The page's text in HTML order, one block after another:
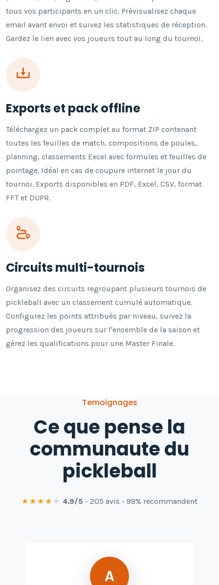
tous vos participants en un clic. Prévisualisez chaque
email avant envoi et suivez les statistiques de réception.
Gardez le lien avec vos joueurs tout au long du tournoi.
Exports et pack offline
Téléchargez un pack complet au format ZIP contenant
toutes les feuilles de match, compositions de poules,
planning, classements Excel avec formules et feuilles de
pointage. Idéal en cas de coupure internet le jour du
tournoi. Exports disponibles en PDF, Excel, CSV, format
FFT et DUPR.
Circuits multi-tournois
Organisez des circuits regroupant plusieurs tournois de
pickleball avec un classement cumulé automatique.
Configurez les points attribués par niveau, suivez la
progression des joueurs sur l'ensemble de la saison et
gérez les qualifications pour une Master Finale.
Temoignages
Ce que pense la
communaute du
pickleball
★★★★ ★ 4.9/5 - 205 avis - 99% recommandent
A